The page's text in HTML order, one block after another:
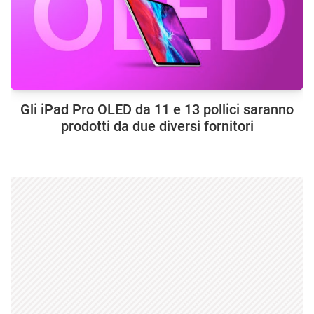
Gli iPad Pro OLED da 11 e 13 pollici saranno
prodotti da due diversi fornitori